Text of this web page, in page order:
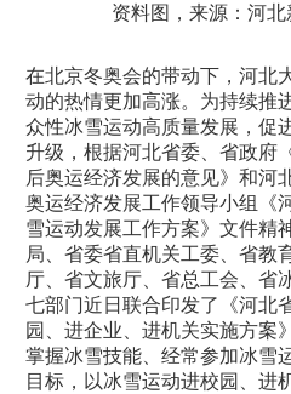
资料图，来源：河北
在北京冬奥会的带动下，河北
动的热情更加高涨。为持续推
众性冰雪运动高质量发展，促
升级，根据河北省委、省政府
后奥运经济发展的意见》和河
奥运经济发展工作领导小组《
雪运动发展工作方案》文件精
局、省委省直机关工委、省教
厅、省文旅厅、省总工会、省
七部门近日联合印发了《河北
园、进企业、进机关实施方案
掌握冰雪技能、经常参加冰雪
目标，以冰雪运动进校园、进